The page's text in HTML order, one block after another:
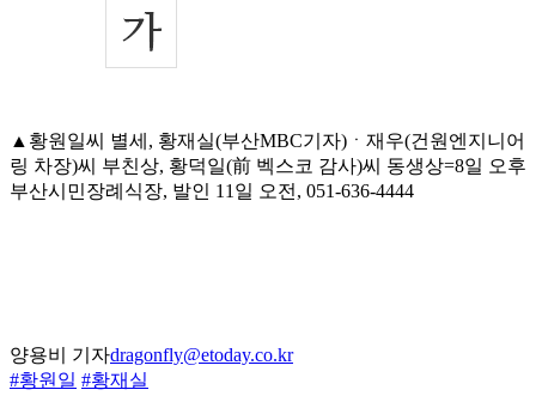
▲황원일씨 별세, 황재실(부산MBC기자)ㆍ재우(건원엔지니어
링 차장)씨 부친상, 황덕일(前 벡스코 감사)씨 동생상=8일 오후
부산시민장례식장, 발인 11일 오전, 051-636-4444
양용비 기자dragonfly@etoday.co.kr
#황원일 #황재실